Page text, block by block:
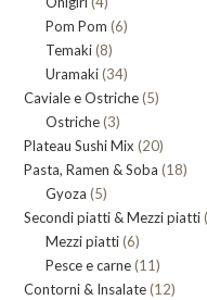
prodotti
Pom Pom 66
Temaki 88
prodotti
Uramaki 3434
prodotti
Caviale e Ostriche 55
Ostriche 33
prodotti
Plateau Sushi Mix 2020
prodotti
Pasta, Ramen & Soba 1818
Gyoza 55
prodotti
Secondi piatti & Mezzi piatti
Mezzi piatti 66
prodotti
Pesce e carne 1111
prodotti
Contorni & Insalate 1212